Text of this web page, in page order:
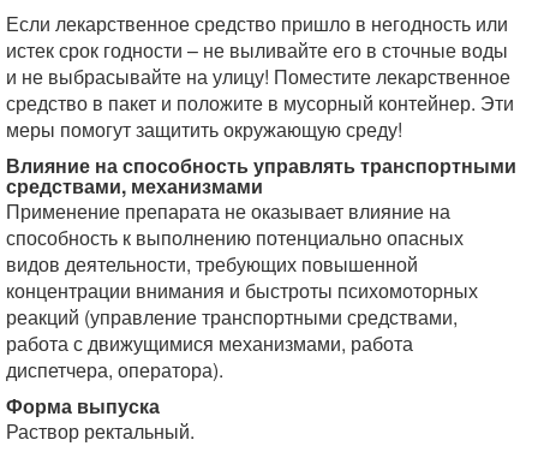
Если лекарственное средство пришло в негодность или
истек срок годности – не выливайте его в сточные воды
и не выбрасывайте на улицу! Поместите лекарственное
средство в пакет и положите в мусорный контейнер. Эти
меры помогут защитить окружающую среду!
Влияние на способность управлять транспортными
средствами, механизмами
Применение препарата не оказывает влияние на
способность к выполнению потенциально опасных
видов деятельности, требующих повышенной
концентрации внимания и быстроты психомоторных
реакций (управление транспортными средствами,
работа с движущимися механизмами, работа
диспетчера, оператора).
Форма выпуска
Раствор ректальный.